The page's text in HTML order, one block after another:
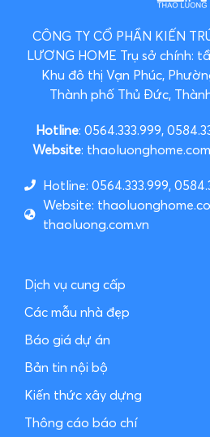
CÔNG TY CỔ PHẦN KIẾN
LƯƠNG HOME Trụ sở chính:
Khu đô thị Vạn Phúc,
Thành phố Thủ Đức,
Hotline: 0564.333.999,
Website:
Hotline: 0564.333.999,
Website:
thaoluong.com.vn
Dịch vụ cung cấp
Các mẫu nhà đẹp
Báo giá dự án
Bản tin nội bộ
Kiến thức xây dựng
Thông cáo báo chí